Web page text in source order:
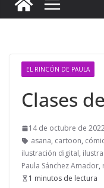
EL RINCÓN DE PAULA
Clases
14 de octubre de
asana, cartoon,
ilustración digital,
Paula Sánchez Amador,
1 minutos de lectura